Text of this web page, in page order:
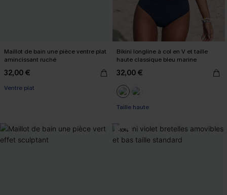
Maillot de bain une pièce ventre plat
amincissant ruché
32,00 €
Ventre plat
Bikini longline à col en V et taille
haute classique bleu marine
32,00 €
Taille haute
-10%